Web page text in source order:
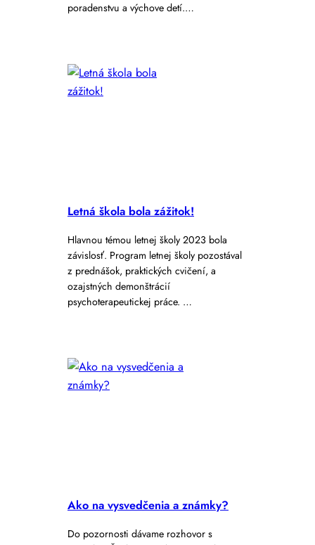
poradenstvu a výchove detí.…
Letná škola bola zážitok!
Hlavnou témou letnej školy 2023 bola
závislosť. Program letnej školy pozostával
z prednášok, praktických cvičení, a
ozajstných demonštrácií
psychoterapeutickej práce. …
Ako na vysvedčenia a známky?
Do pozornosti dávame rozhovor s